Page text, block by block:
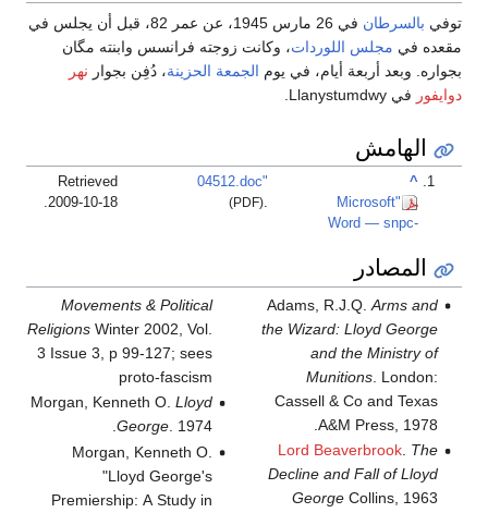
توفي بالسرطان
في 26 مارس 1945، عن عمر 82، قبل أن يجلس في
مقعده في مجلس اللوردات، وكانت زوجته فرانسس وابنته مگان
بجواره. وبعد أربعة أيام، في يوم الجمعة الحزينة، دُفِن بجوار نهر
دوايفور في Llanystumdwy.
الهامش
^
"Microsoft
Word — snpc-
04512.doc"
(PDF).
Retrieved
2009-10-18
.
المصادر
Adams, R.J.Q. Arms and
the Wizard: Lloyd George
and the Ministry of
Munitions. London:
Cassell & Co and Texas
A&M Press, 1978.
Lord Beaverbrook. The
Decline and Fall of Lloyd
GeorgeCollins, 1963
Movements & Political
ReligionsWinter 2002, Vol.
3 Issue 3, p 99-127; sees
proto-fascism
Morgan, Kenneth O. Lloyd
George. 1974.
Morgan, Kenneth O.
"Lloyd George's
Premiership: A Study in